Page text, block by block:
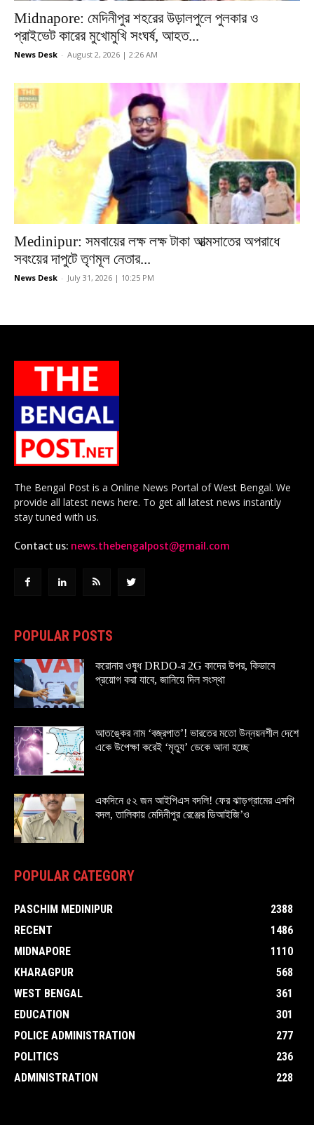
Midnapore: মেদিনীপুর শহরের উড়ালপুলে পুলকার ও
প্রাইভেট কারের মুখোমুখি সংঘর্ষ, আহত...
News Desk - August 2, 2026 | 2:26 AM
Medinipur: সমবায়ের লক্ষ লক্ষ টাকা আত্মসাতের অপরাধে
সবংয়ের দাপুটে তৃণমূল নেতার...
News Desk - July 31, 2026 | 10:25 PM
The Bengal Post is a Online News Portal of West Bengal. We
provide all latest news here. To get all latest news instantly
stay tuned with us.
Contact us: news.thebengalpost@gmail.com
POPULAR POSTS
করোনার ওষুধ DRDO-র 2G কাদের উপর, কিভাবে
প্রয়োগ করা যাবে, জানিয়ে দিল সংস্থা
আতঙ্কের নাম ‘বজ্রপাত’! ভারতের মতো উন্নয়নশীল দেশে
একে উপেক্ষা করেই ‘মৃত্যু’ ডেকে আনা হচ্ছে
একদিনে ৫২ জন আইপিএস বদলি! ফের ঝাড়গ্রামের এসপি
বদল, তালিকায় মেদিনীপুর রেঞ্জের ডিআইজি’ও
POPULAR CATEGORY
PASCHIM MEDINIPUR
2388
RECENT
1486
MIDNAPORE
1110
KHARAGPUR
568
WEST BENGAL
361
EDUCATION
301
POLICE ADMINISTRATION
277
POLITICS
236
ADMINISTRATION
228